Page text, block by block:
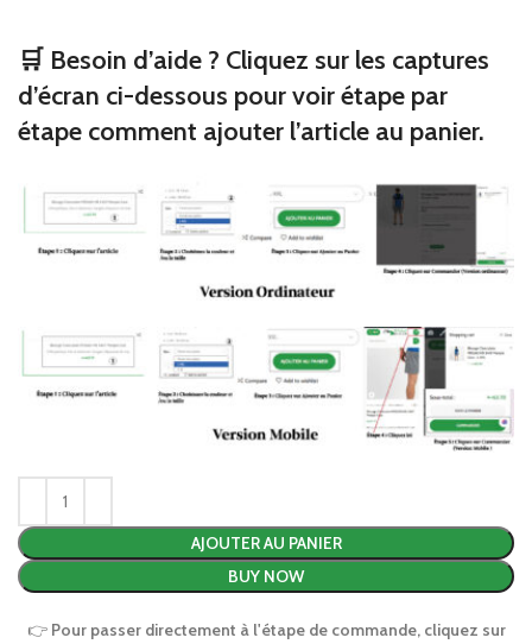
🛒 Besoin d’aide ? Cliquez sur les captures
d’écran ci-dessous pour voir étape par
étape comment ajouter l’article au panier.
AJOUTER AU PANIER
BUY NOW
👉 Pour passer directement à l'étape de commande, cliquez sur